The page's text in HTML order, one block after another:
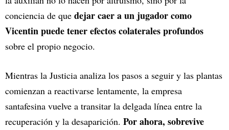
conciencia de que dejar caer a un jugador como
Vicentin puede tener efectos colaterales profundos
sobre el propio negocio.
Mientras la Justicia analiza los pasos a seguir y las plantas
comienzan a reactivarse lentamente, la empresa
santafesina vuelve a transitar la delgada línea entre la
recuperación y la desaparición. Por ahora, sobrevive